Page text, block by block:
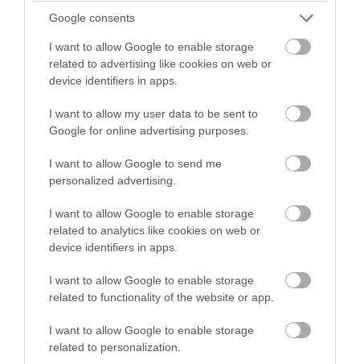
Google consents
I want to allow Google to enable storage
related to advertising like cookies on web or
device identifiers in apps.
I want to allow my user data to be sent to
Google for online advertising purposes.
I want to allow Google to send me
personalized advertising.
I want to allow Google to enable storage
related to analytics like cookies on web or
device identifiers in apps.
I want to allow Google to enable storage
related to functionality of the website or app.
I want to allow Google to enable storage
related to personalization.
PRONEWS.GR /ΔΙΕΘΝΗΣ ΑΣΦΑΛΕΙΑ
Πεντάγωνο: Κατηγορεί πρώην υπουργό
Αεροπορίας για διαρροή απόρρητων
πληροφοριών
08.08.2026 | 18:41